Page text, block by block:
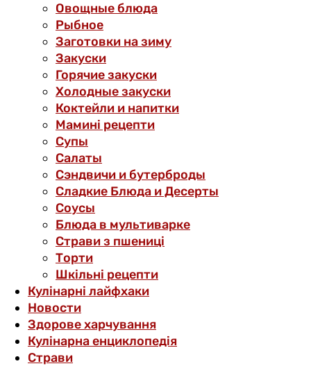
Овощные блюда
Рыбное
Заготовки на зиму
Закуски
Горячие закуски
Холодные закуски
Коктейли и напитки
Мамині рецепти
Супы
Салаты
Сэндвичи и бутерброды
Сладкие Блюда и Десерты
Соусы
Блюда в мультиварке
Страви з пшениці
Торти
Шкільні рецепти
Кулінарні лайфхаки
Новости
Здорове харчування
Кулінарна енциклопедія
Страви